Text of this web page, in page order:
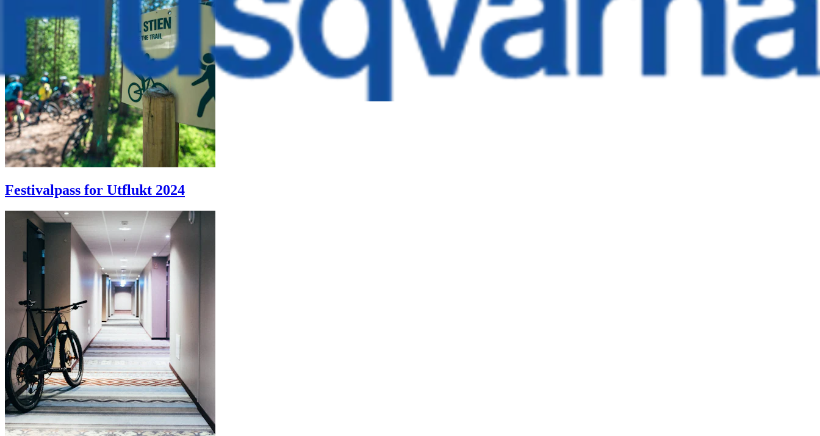
Festivalpass for Utflukt 2024